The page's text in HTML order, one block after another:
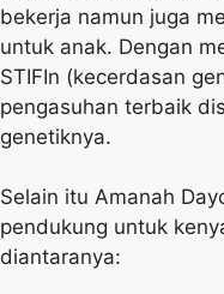
bekerja namun juga
untuk anak. Dengan
STIFIn (kecerdasan
pengasuhan terbaik
genetiknya.
Selain itu Amanah
pendukung untuk
diantaranya: